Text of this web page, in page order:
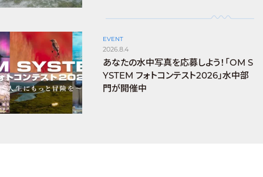
EVENT
2026.8.4
あなたの水中写真を応募しよう！「OM S
YSTEM フォトコンテスト2026」水中部
門が開催中